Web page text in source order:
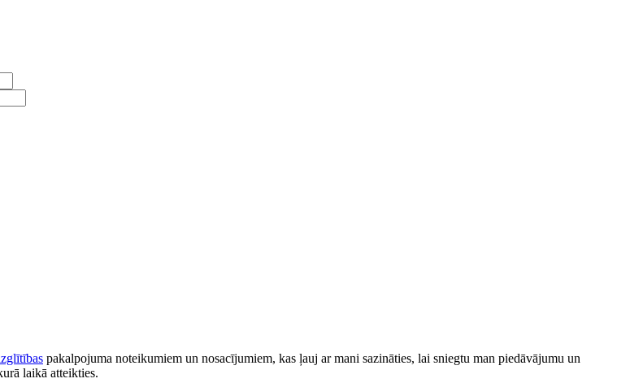
pakalpojuma noteikumiem un nosacījumiem, kas ļauj ar mani sazināties, lai sniegtu man piedāvājumu un
laikā atteikties.